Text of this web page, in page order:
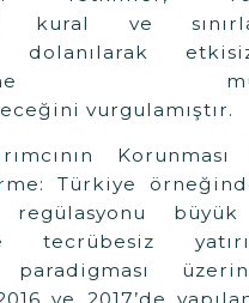
kural ve
dolanılarak
vurgulamıştır.
Türkiye
regülasyonu
paradigması